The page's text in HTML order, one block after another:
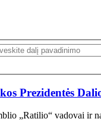
Prezidentės
„Ratilio“ vadovai ir